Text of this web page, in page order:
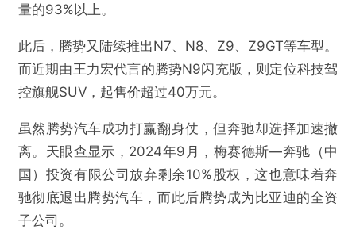
量的93%以上。
此后，腾势又陆续推出N7、N8、Z9、Z9GT等车型。
而近期由王力宏代言的腾势N9闪充版，则定位科技驾
控旗舰SUV，起售价超过40万元。
虽然腾势汽车成功打赢翻身仗，但奔驰却选择加速撤
离。天眼查显示，2024年9月，梅赛德斯—奔驰（中
国）投资有限公司放弃剩余10%股权，这也意味着奔
驰彻底退出腾势汽车，而此后腾势成为比亚迪的全资
子公司。